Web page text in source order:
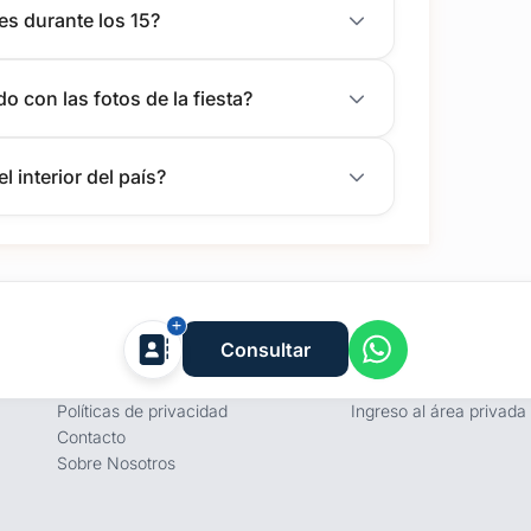
durante los 15?
con las fotos de la fiesta?
interior del país?
Consultar
Empresa
Términos y condiciones
Políticas de privacidad
Contacto
Sobre Nosotros
Proveedores
Registro de proveedores
Ingreso al área privada